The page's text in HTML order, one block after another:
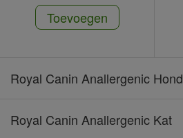
Toevoegen
Royal Canin Anallergenic Hond
Royal Canin Anallergenic Kat